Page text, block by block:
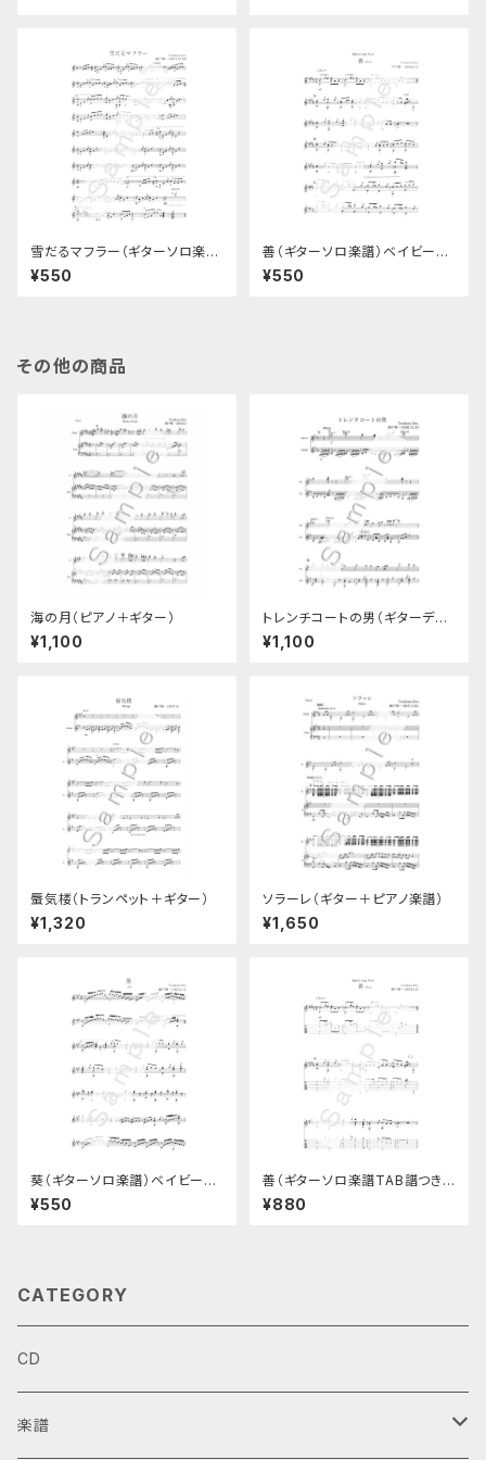
雪だるマフラー（ギターソロ楽
譜）
¥550
善（ギターソロ楽譜）ベイビーズ
ソングNo.6
¥550
その他の商品
海の月（ピアノ＋ギター）
¥1,100
トレンチコートの男（ギターデュ
オ楽譜）
¥1,100
蜃気楼（トランペット＋ギター）
¥1,320
ソラーレ（ギター＋ピアノ楽譜）
¥1,650
葵（ギターソロ楽譜）ベイビーズ
ソングNo.5
¥550
善（ギターソロ楽譜TAB譜つき）
ベイビーズソングNo.6
¥880
CATEGORY
CD
楽譜